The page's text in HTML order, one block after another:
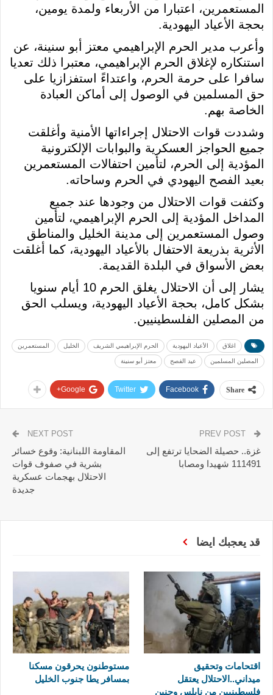
المستعمرين، اعتبارا من الأربعاء ولمدة يومين،
بحجة الأعياد اليهودية.
وأعرب مدير الحرم الإبراهيمي معتز أبو سنينة، عن
استنكاره لإغلاق الحرم الإبراهيمي، معتبرا ذلك تعديا
سافرا على حرمة الحرم، واعتداءً استفزازيا على
حق المسلمين في الوصول إلى أماكن العبادة
الخاصة بهم.
وشددت قوات الاحتلال إجراءاتها الأمنية وأغلقت
جميع الحواجز العسكرية والبوابات الإلكترونية
المؤدية إلى الحرم، لتأمين احتفالات المستعمرين
بعيد الفصح اليهودي في الحرم وساحاته.
وكثفت قوات الاحتلال من وجودها عند جميع
المداخل المؤدية إلى الحرم الإبراهيمي، لتأمين
وصول المستعمرين إلى مدينة الخليل والمناطق
الأثرية بذريعة الاحتفال بالأعياد اليهودية، كما أغلقت
بعض الأسواق في البلدة القديمة.
يشار إلى أن الاحتلال يغلق الحرم 10 أيام سنويا
بشكل كامل، بحجة الأعياد اليهودية، ويسلب الحق
من المصلين الفلسطينيين.
اغلاق الأعياد اليهودية الحرم الإبراهيمي الشريف الخليل المستعمرين
المصلين المسلمين عيد الفصح معتز أبو سنينة
Share
Facebook
Twitter
Google+
غزة.. حصيلة الضحايا ترتفع إلى
111491 شهيدا ومصابا
NEXT POST
المقاومة اللبنانية: وقوع خسائر
بشرية في صفوف قوات
الاحتلال بهجمات عسكرية
جديدة
قد يعجبك ايضا
اقتحامات وتحقيق
ميداني..الاحتلال يعتقل
فلسطينيين من نابلس وجنين
مستوطنون يحرقون مسكنا
بمسافر يطا جنوب الخليل